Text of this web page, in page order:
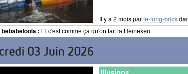
Il y a 2 mois parle-long-brick
bebabeloola : Et c'est comme ça qu'on fait la Heineken
03 Juin 2026